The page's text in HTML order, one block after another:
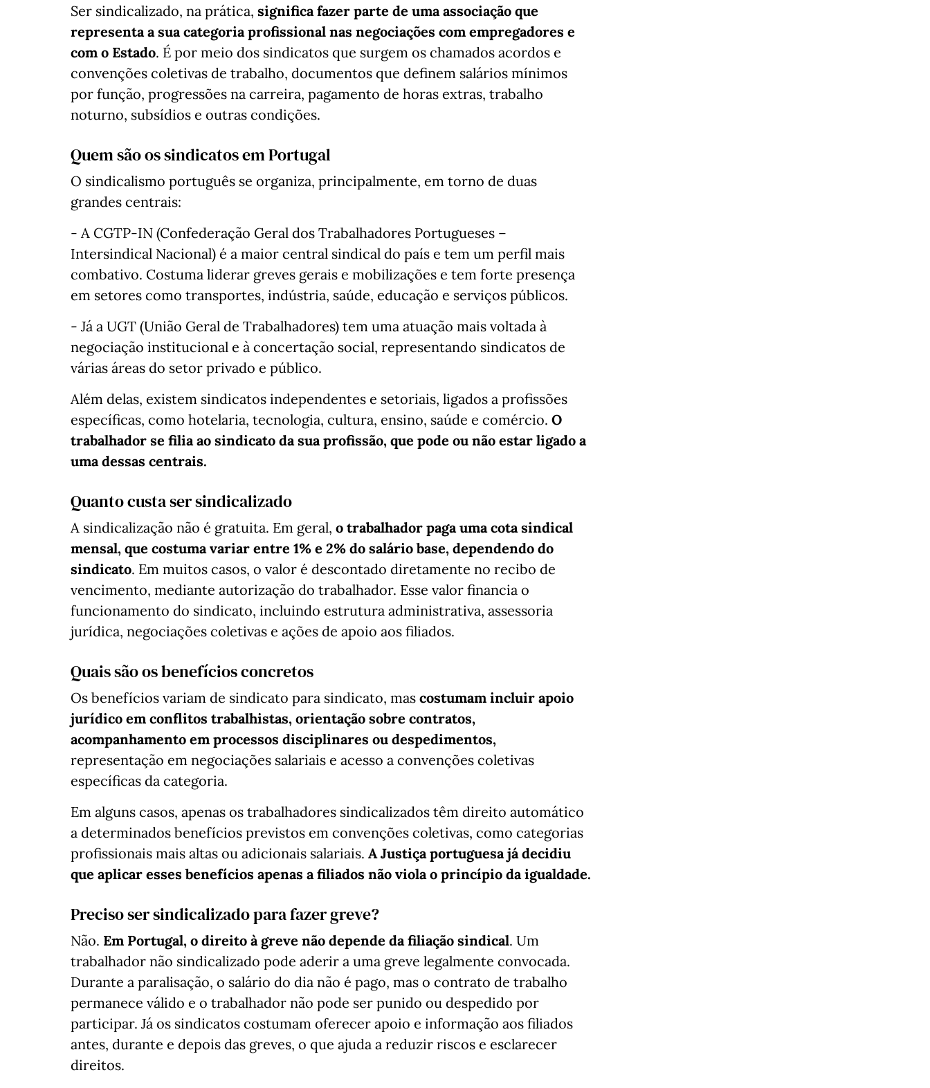
Ser sindicalizado, na prática, significa fazer parte de uma associação que
representa a sua categoria profissional nas negociações com empregadores e
com o Estado. É por meio dos sindicatos que surgem os chamados acordos e
convenções coletivas de trabalho, documentos que definem salários mínimos
por função, progressões na carreira, pagamento de horas extras, trabalho
noturno, subsídios e outras condições.
Quem são os sindicatos em Portugal
O sindicalismo português se organiza, principalmente, em torno de duas
grandes centrais:
- A CGTP-IN (Confederação Geral dos Trabalhadores Portugueses –
Intersindical Nacional) é a maior central sindical do país e tem um perfil mais
combativo. Costuma liderar greves gerais e mobilizações e tem forte presença
em setores como transportes, indústria, saúde, educação e serviços públicos.
- Já a UGT (União Geral de Trabalhadores) tem uma atuação mais voltada à
negociação institucional e à concertação social, representando sindicatos de
várias áreas do setor privado e público.
Além delas, existem sindicatos independentes e setoriais, ligados a profissões
específicas, como hotelaria, tecnologia, cultura, ensino, saúde e comércio. O
trabalhador se filia ao sindicato da sua profissão, que pode ou não estar ligado a
uma dessas centrais.
Quanto custa ser sindicalizado
A sindicalização não é gratuita. Em geral, o trabalhador paga uma cota sindical
mensal, que costuma variar entre 1% e 2% do salário base, dependendo do
sindicato. Em muitos casos, o valor é descontado diretamente no recibo de
vencimento, mediante autorização do trabalhador. Esse valor financia o
funcionamento do sindicato, incluindo estrutura administrativa, assessoria
jurídica, negociações coletivas e ações de apoio aos filiados.
Quais são os benefícios concretos
Os benefícios variam de sindicato para sindicato, mas costumam incluir apoio
jurídico em conflitos trabalhistas, orientação sobre contratos,
acompanhamento em processos disciplinares ou despedimentos,
representação em negociações salariais e acesso a convenções coletivas
específicas da categoria.
Em alguns casos, apenas os trabalhadores sindicalizados têm direito automático
a determinados benefícios previstos em convenções coletivas, como categorias
profissionais mais altas ou adicionais salariais. A Justiça portuguesa já decidiu
que aplicar esses benefícios apenas a filiados não viola o princípio da igualdade.
Preciso ser sindicalizado para fazer greve?
Não. Em Portugal, o direito à greve não depende da filiação sindical. Um
trabalhador não sindicalizado pode aderir a uma greve legalmente convocada.
Durante a paralisação, o salário do dia não é pago, mas o contrato de trabalho
permanece válido e o trabalhador não pode ser punido ou despedido por
participar. Já os sindicatos costumam oferecer apoio e informação aos filiados
antes, durante e depois das greves, o que ajuda a reduzir riscos e esclarecer
direitos.